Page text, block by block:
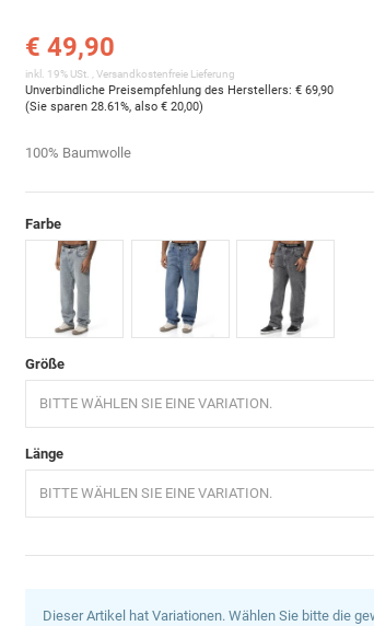
€ 49,90
inkl. 19% USt. ,Versandkostenfreie Lieferung
Unverbindliche Preisempfehlung des Herstellers:€ 69,90
(Sie sparen28.61%, also€ 20,00)
100% Baumwolle
Farbe
Hellblau
Größe
BITTE WÄHLEN SIE EINE VARIATION.
Länge
BITTE WÄHLEN SIE EINE VARIATION.
Dieser Artikel hat Variationen. Wählen Sie bitte die